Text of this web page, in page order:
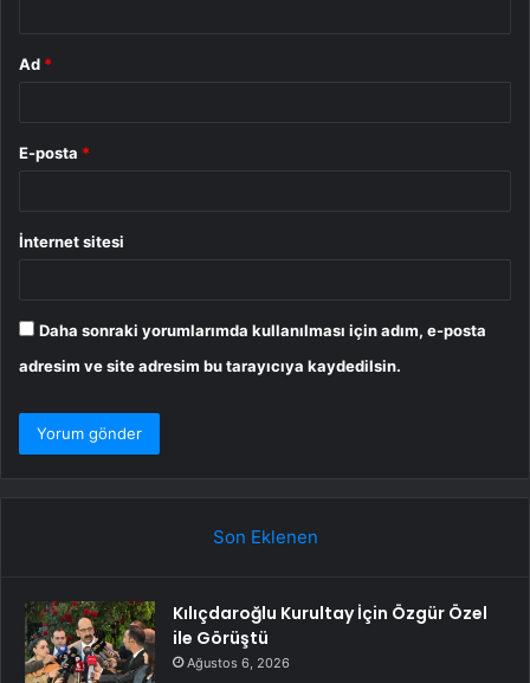
Ad *
E-posta *
İnternet sitesi
Daha sonraki yorumlarımda kullanılması için adım, e-posta
adresim ve site adresim bu tarayıcıya kaydedilsin.
Son Eklenen
Kılıçdaroğlu Kurultay İçin Özgür Özel
ile Görüştü
Ağustos 6, 2026